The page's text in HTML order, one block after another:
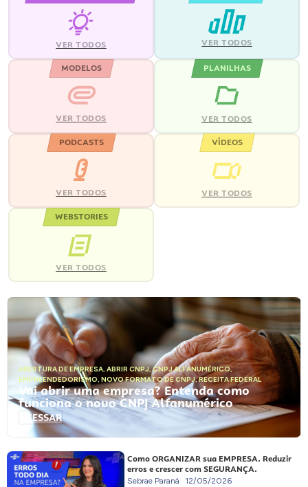
VER TODOS VER TODOS
MODELOS
VER TODOS
PLANILHAS
VER TODOS
PODCASTS
VER TODOS
VÍDEOS
VER TODOS
WEBSTORIES
VER TODOS
ABERTURA DE EMPRESA, ABRIR CNPJ,CNPJ ALFANUMÉRICO,
EMPREENDEDORISMO, NOVO FORMATO DE CNPJ,RECEITA FEDERAL
Vai abrir uma empresa? Entenda como
funciona o novo CNPJ Alfanumérico
ACESSAR
Como ORGANIZAR sua EMPRESA. Reduzir
erros e crescer com SEGURANÇA.
Sebrae Paraná 12/05/2026